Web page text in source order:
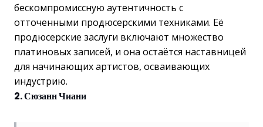
бескомпромиссную аутентичность с
отточенными продюсерскими техниками. Её
продюсерские заслуги включают множество
платиновых записей, и она остаётся наставницей
для начинающих артистов, осваивающих
индустрию.
2. Сюзанн Чиани